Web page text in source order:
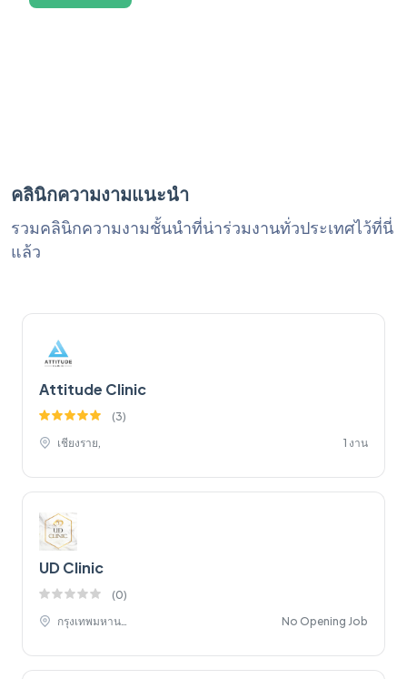
คลินิกความงามแนะนำ
รวมคลินิกความงามชั้นนำที่น่าร่วมงานทั่วประเทศไว้ที่นี่
แล้ว
Attitude Clinic
(3)
เชียงราย,
1 งาน
UD Clinic
(0)
No Opening Job